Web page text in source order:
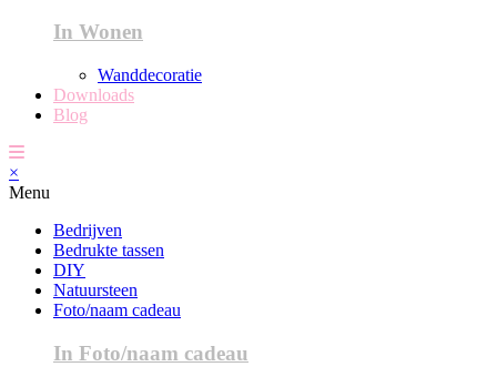
In Wonen
Wanddecoratie
Downloads
Blog
×
Menu
Bedrijven
Bedrukte tassen
DIY
Natuursteen
Foto/naam cadeau
In Foto/naam cadeau